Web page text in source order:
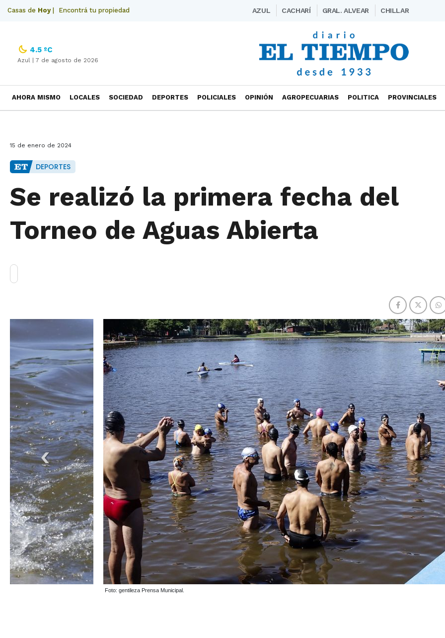
Casas de Hoy| Encontrá tu propiedad AZUL CACHARÍ GRAL. ALVEAR CHILLAR
4.5 ºC
Azul | 7 de agosto de 2026
AHORA MISMO LOCALES SOCIEDAD DEPORTES POLICIALES OPINIÓN AGROPECUARIAS POLITICA PROVINCIALES
15 de enero de 2024
DEPORTES
Se realizó la primera fecha del
Torneo de Aguas Abierta